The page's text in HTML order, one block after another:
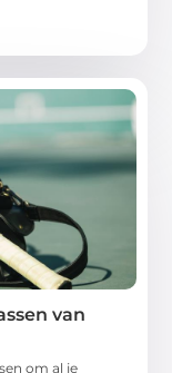
van
om al je